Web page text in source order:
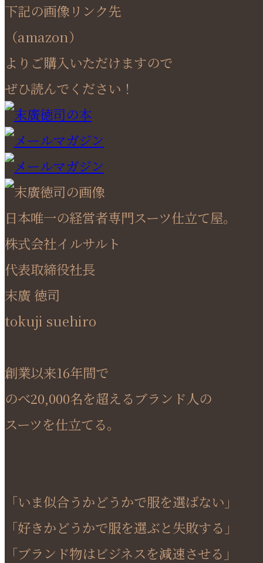
下記の画像リンク先
（amazon）
よりご購入いただけますので
ぜひ読んでください！
日本唯一の経営者専門スーツ仕立て屋。
株式会社イルサルト
代表取締役社長
末廣 徳司
tokuji suehiro
創業以来16年間で
のべ20,000名を超えるブランド人の
スーツを仕立てる。
「いま似合うかどうかで服を選ばない」
「好きかどうかで服を選ぶと失敗する」
「ブランド物はビジネスを減速させる」